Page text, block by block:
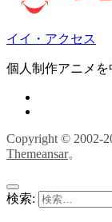
イイ・アクセス
個人制作アニメ
Copyright © 2002-
Themeansar。
検索: